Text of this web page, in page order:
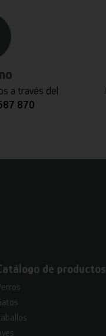
a través del
870
de productos